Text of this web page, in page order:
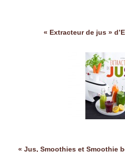
« Extracteur de jus »
« Jus, Smoothies et Smoothie